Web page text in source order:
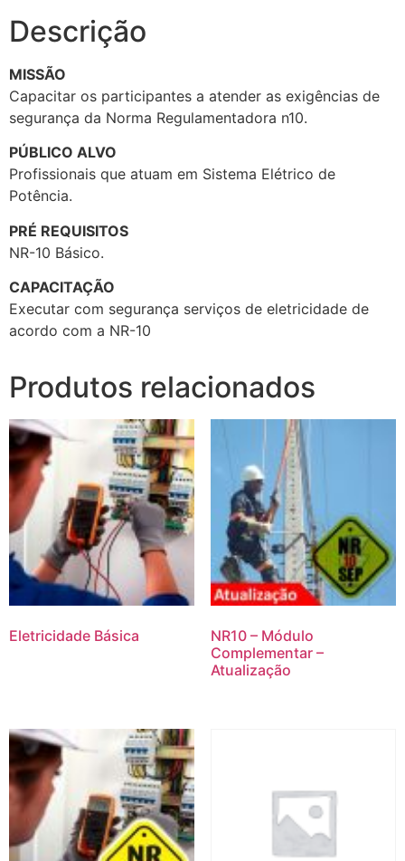
Descrição
MISSÃO
Capacitar os participantes a atender as exigências de
segurança da Norma Regulamentadora n10.
PÚBLICO ALVO
Profissionais que atuam em Sistema Elétrico de
Potência.
PRÉ REQUISITOS
NR-10 Básico.
CAPACITAÇÃO
Executar com segurança serviços de eletricidade de
acordo com a NR-10
Produtos relacionados
Eletricidade Básica
NR10 – Módulo
Complementar –
Atualização